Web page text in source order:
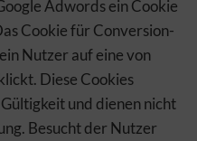
Adwords ein Cookie
Cookie für Conversion-
Nutzer auf eine von
Diese Cookies
und dienen nicht
Besucht der Nutzer